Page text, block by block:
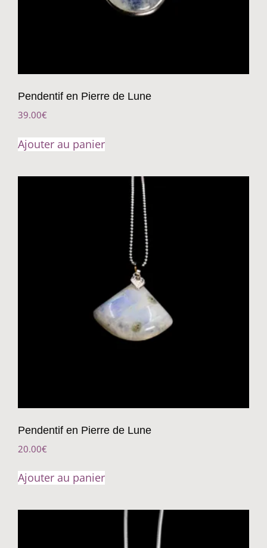
Pendentif en Pierre de Lune
39.00€
Ajouter au panier
Pendentif en Pierre de Lune
20.00€
Ajouter au panier